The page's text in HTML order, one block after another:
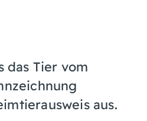
das Tier vom
aus.